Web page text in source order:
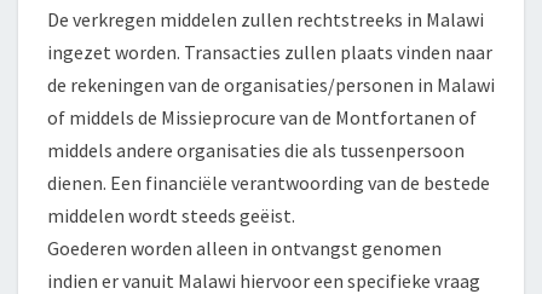
De verkregen middelen zullen rechtstreeks in Malawi
ingezet worden. Transacties zullen plaats vinden naar
de rekeningen van de organisaties/personen in Malawi
of middels de Missieprocure van de Montfortanen of
middels andere organisaties die als tussenpersoon
dienen. Een financiële verantwoording van de bestede
middelen wordt steeds geëist.
Goederen worden alleen in ontvangst genomen
indien er vanuit Malawi hiervoor een specifieke vraag